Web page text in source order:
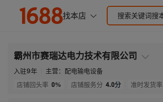
霸州市赛瑞达电力技术有限公司
入驻9年 主营： 配电输电设备
店铺回头率 0% 店铺服务分 4.0分 准时发货率